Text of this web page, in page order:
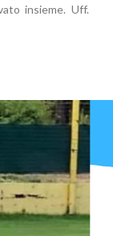
insieme. Uff.